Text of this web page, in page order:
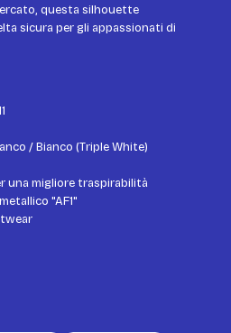
questa silhouette
sicura per gli appassionati di
/ Bianco (Triple White)
una migliore traspirabilità
"AF1"